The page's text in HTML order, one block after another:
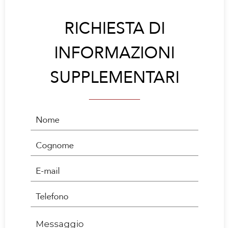
RICHIESTA DI
INFORMAZIONI
SUPPLEMENTARI